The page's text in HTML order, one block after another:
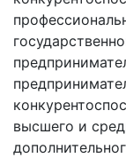
высшего и